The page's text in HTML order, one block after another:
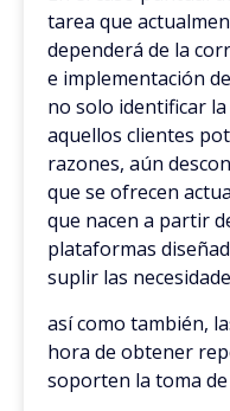
tarea que
dependerá de la
e implementación
no solo identificar
aquellos clientes
razones, aún
que se ofrecen
que nacen a partir
plataformas
suplir las
así como también,
hora de obtener
soporten la toma de